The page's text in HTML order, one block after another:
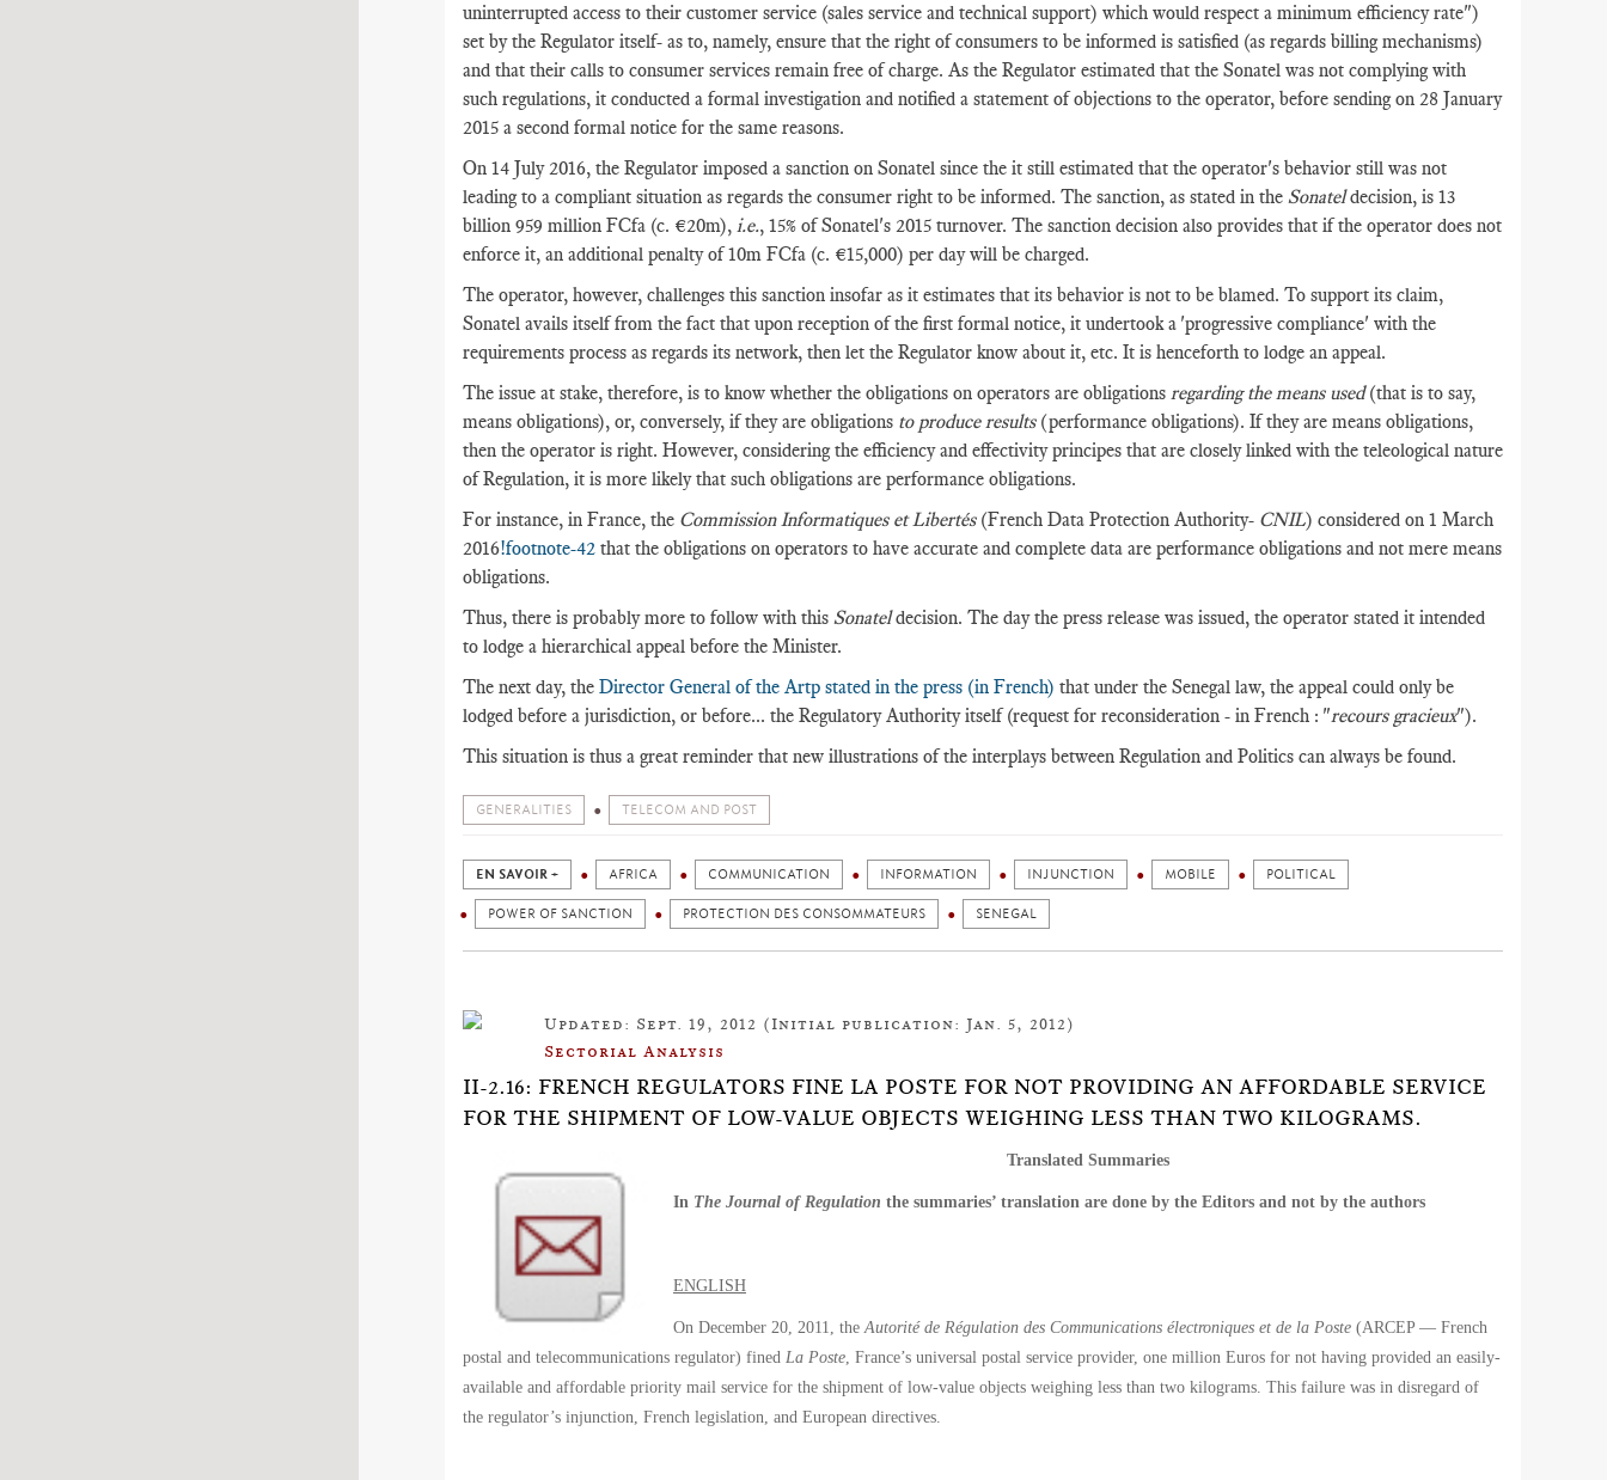
uninterrupted access to their customer service (sales service and technical support) which would respect a minimum efficiency rate")
set by the Regulator itself- as to, namely, ensure that the right of consumers to be informed is satisfied (as regards billing mechanisms)
and that their calls to consumer services remain free of charge. As the Regulator estimated that the Sonatel was not complying with
such regulations, it conducted a formal investigation and notified a statement of objections to the operator, before sending on 28 January
2015 a second formal notice for the same reasons.
On 14 July 2016, the Regulator imposed a sanction on Sonatel since the it still estimated that the operator's behavior still was not
leading to a compliant situation as regards the consumer right to be informed. The sanction, as stated in the Sonateldecision, is 13
billion 959 million FCfa (c. €20m), i.e., 15% of Sonatel's 2015 turnover. The sanction decision also provides that if the operator does not
enforce it, an additional penalty of 10m FCfa (c. €15,000) per day will be charged.
The operator, however, challenges this sanction insofar as it estimates that its behavior is not to be blamed. To support its claim,
Sonatel avails itself from the fact that upon reception of the first formal notice, it undertook a 'progressive compliance' with the
requirements process as regards its network, then let the Regulator know about it, etc. It is henceforth to lodge an appeal.
The issue at stake, therefore, is to know whether the obligations on operators are obligations regarding the means used(that is to say,
means obligations), or, conversely, if they are obligations to produce results (performance obligations). If they are means obligations,
then the operator is right. However, considering the efficiency and effectivity principes that are closely linked with the teleological nature
of Regulation, it is more likely that such obligations are performance obligations.
For instance, in France, the Commission Informatiques et Libertés (French Data Protection Authority- CNIL) considered on 1 March
2016!footnote-42 that the obligations on operators to have accurate and complete data are performance obligations and not mere means
obligations.
Thus, there is probably more to follow with this Sonateldecision. The day the press release was issued, the operator stated it intended
to lodge a hierarchical appeal before the Minister.
The next day, the Director General of the Artp stated in the press (in French) that under the Senegal law, the appeal could only be
lodged before a jurisdiction, or before... the Regulatory Authority itself (request for reconsideration - in French : "recours gracieux").
This situation is thus a great reminder that new illustrations of the interplays between Regulation and Politics can always be found.
GENERALITIES TELECOM AND POST
EN SAVOIR + AFRICA COMMUNICATION INFORMATION INJUNCTION MOBILE POLITICAL
POWER OF SANCTION PROTECTION DES CONSOMMATEURS SENEGAL
Updated: Sept. 19, 2012 (Initial publication: Jan. 5, 2012)
Sectorial Analysis
II-2.16: FRENCH REGULATORS FINE LA POSTE FOR NOT PROVIDING AN AFFORDABLE SERVICE
FOR THE SHIPMENT OF LOW-VALUE OBJECTS WEIGHING LESS THAN TWO KILOGRAMS.
Translated Summaries
In The Journal of Regulation the summaries’ translation are done by the Editors and not by the authors
ENGLISH
On December 20, 2011, the Autorité de Régulation des Communications électroniques et de la Poste (ARCEP — French
postal and telecommunications regulator) fined La Poste, France’s universal postal service provider, one million Euros for not having provided an easily-
available and affordable priority mail service for the shipment of low-value objects weighing less than two kilograms. This failure was in disregard of
the regulator’s injunction, French legislation, and European directives.